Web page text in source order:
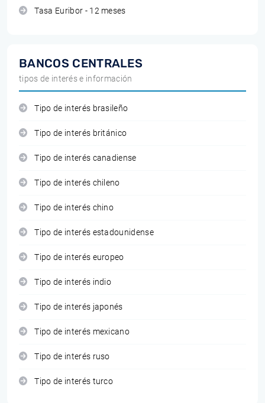
Tasa Euribor - 12 meses
BANCOS CENTRALES
tipos de interés e información
Tipo de interés brasileño
Tipo de interés británico
Tipo de interés canadiense
Tipo de interés chileno
Tipo de interés chino
Tipo de interés estadounidense
Tipo de interés europeo
Tipo de interés indio
Tipo de interés japonés
Tipo de interés mexicano
Tipo de interés ruso
Tipo de interés turco